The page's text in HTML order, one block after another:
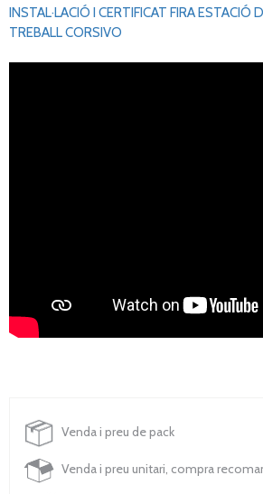
INSTAL·LACIÓ I CERTIFICAT FIRA ESTACIÓ
TREBALL CORSIVO
Venda i preu de pack
Venda i preu unitari, compra